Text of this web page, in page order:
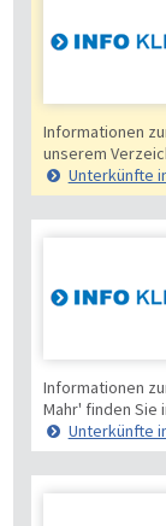
Informationen
unserem
Unterkünfte
Informationen
Mahr' finden Sie
Unterkünfte